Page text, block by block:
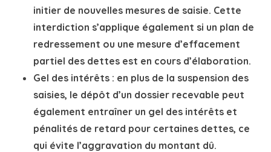
initier de nouvelles mesures de saisie. Cette
interdiction s’applique également si un plan de
redressement ou une mesure d’effacement
partiel des dettes est en cours d’élaboration.
Gel des intérêts : en plus de la suspension des
saisies, le dépôt d’un dossier recevable peut
également entraîner un gel des intérêts et
pénalités de retard pour certaines dettes, ce
qui évite l’aggravation du montant dû.